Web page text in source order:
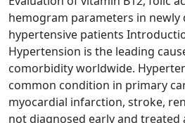
hemogram parameters in newly
hypertensive patients
Hypertension is the leading
comorbidity worldwide.
common condition in primary
myocardial infarction, stroke,
not diagnosed early and